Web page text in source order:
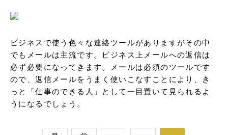
ビジネスで使う色々な連絡ツールがありますがその中
でもメールは主流です。ビジネス上メールへの返信は
必ず必要になってきます。メールは必須のツールです
ので、返信メールをうまく使いこなすことにより、き
っと「仕事のできる人」として一目置いて見られるよ
うになるでしょう。